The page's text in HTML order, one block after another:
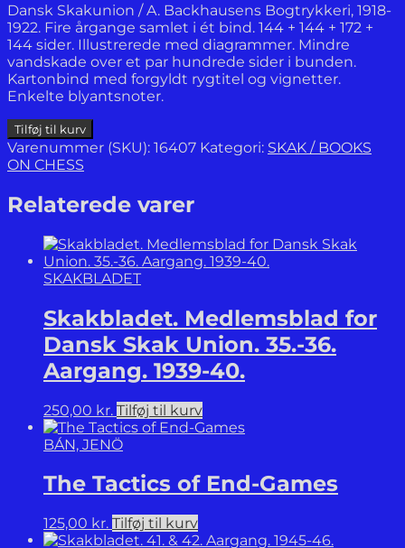
Dansk Skakunion / A. Backhausens Bogtrykkeri, 1918-
1922. Fire årgange samlet i ét bind. 144 + 144 + 172 +
144 sider. Illustrerede med diagrammer. Mindre
vandskade over et par hundrede sider i bunden.
Kartonbind med forgyldt rygtitel og vignetter.
Enkelte blyantsnoter.
Skakbladet.
Organ
for
Skakunion.
Aargang
1918-
Tilføj til kurv
Varenummer (SKU): 16407 Kategori: SKAK / BOOKS
ON CHESS
Relaterede varer
SKAKBLADET
Skakbladet. Medlemsblad for
Dansk Skak Union. 35.-36.
Aargang. 1939-40.
250,00 kr. Tilføj til kurv
BÁN, JENÖ
The Tactics of End-Games
125,00 kr. Tilføj til kurv